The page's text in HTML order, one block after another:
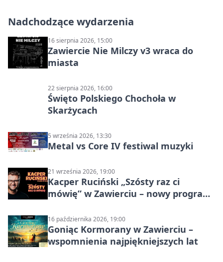
Nadchodzące wydarzenia
16 sierpnia 2026, 15:00
Zawiercie Nie Milczy v3 wraca do
miasta
22 sierpnia 2026, 16:00
Święto Polskiego Chochoła w
Skarżycach
5 września 2026, 13:30
Metal vs Core IV festiwal muzyki
21 września 2026, 19:00
Kacper Ruciński „Szósty raz ci
mówię” w Zawierciu – nowy program
16 października 2026, 19:00
Goniąc Kormorany w Zawierciu –
wspomnienia najpiękniejszych lat